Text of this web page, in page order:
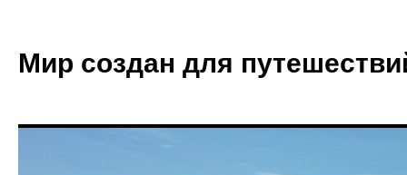
Мир создан для